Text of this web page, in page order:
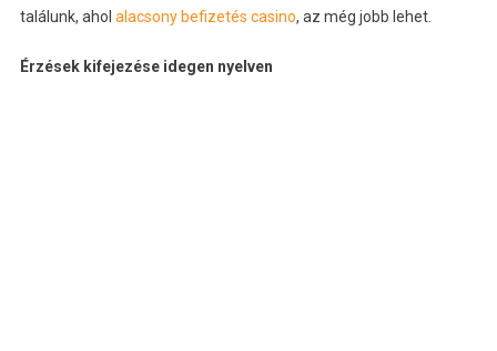
találunk, ahol alacsony befizetés casino, az még jobb lehet.
Érzések kifejezése idegen nyelven